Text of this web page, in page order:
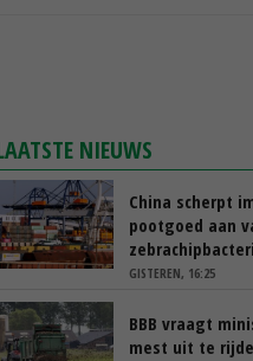
NIEUWS
China scherpt
pootgoed aan
GISTEREN, 16:25
BBB vraagt
mest uit te